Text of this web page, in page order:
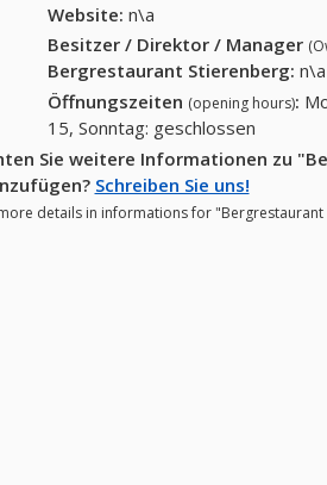
Website: n\a
Besitzer / Direktor / Manager
Bergrestaurant Stierenberg: n\a
Öffnungszeiten (opening hours):
15, Sonntag: geschlossen
Sie weitere Informationen zu
Schreiben Sie uns!
details in informations for "Bergrestaurant